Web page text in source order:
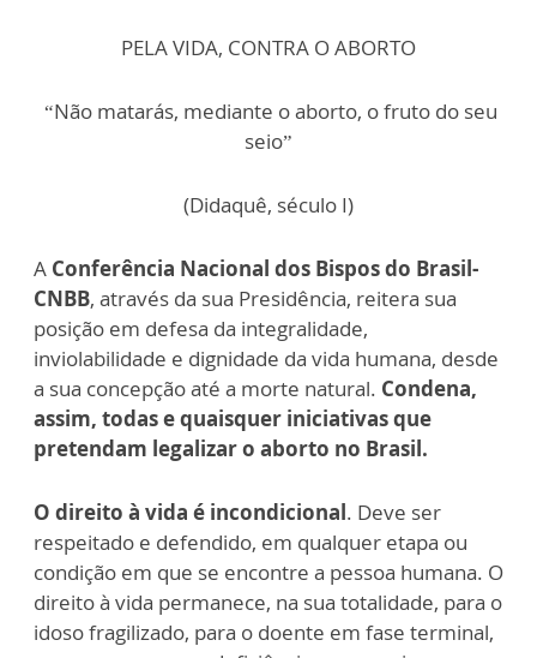
PELA VIDA, CONTRA O ABORTO
“Não matarás, mediante o aborto, o fruto do seu
seio”
(Didaquê, século I)
A Conferência Nacional dos Bispos do Brasil-
CNBB, através da sua Presidência, reitera sua
posição em defesa da integralidade,
inviolabilidade e dignidade da vida humana, desde
a sua concepção até a morte natural. Condena,
assim, todas e quaisquer iniciativas que
pretendam legalizar o aborto no Brasil.
O direito à vida é incondicional. Deve ser
respeitado e defendido, em qualquer etapa ou
condição em que se encontre a pessoa humana. O
direito à vida permanece, na sua totalidade, para o
idoso fragilizado, para o doente em fase terminal,